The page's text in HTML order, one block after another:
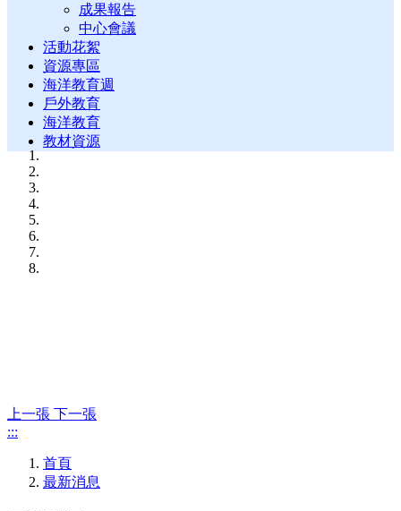
成果報告
中心會議
活動花絮
資源專區
海洋教育週
戶外教育
海洋教育
教材資源
上一張 下一張
:::
首頁
最新消息